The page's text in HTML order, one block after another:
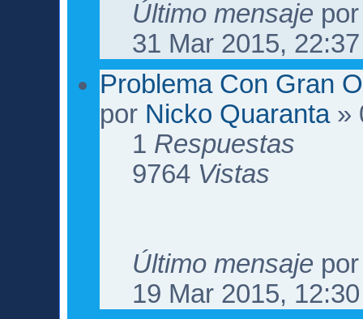
Último mensaje
31 Mar 2015, 22:37
Problema Con Gran
por Nicko Quaranta»
1 Respuestas
9764 Vistas
Último mensaje
19 Mar 2015, 12:30